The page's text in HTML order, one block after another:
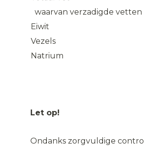
waarvan verzadigde vetten
Eiwit
Vezels
Natrium
Let op!
Ondanks zorgvuldige